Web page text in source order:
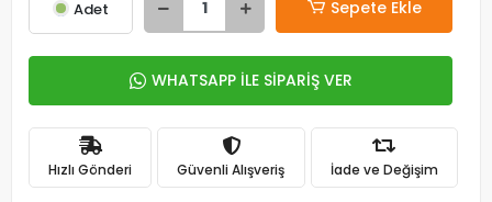
Adet Sepete Ekle
WHATSAPP İLE SİPARİŞ VER
Hızlı Gönderi Güvenli Alışveriş İade ve Değişim